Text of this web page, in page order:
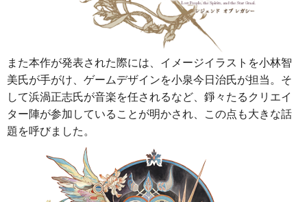
また本作が発表された際には、イメージイラストを小林智
美氏が手がけ、ゲームデザインを小泉今日治氏が担当。そ
して浜渦正志氏が音楽を任されるなど、錚々たるクリエイ
ター陣が参加していることが明かされ、この点も大きな話
題を呼びました。